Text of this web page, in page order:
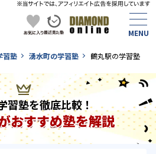
習塾 湧水町の学習塾 鶴丸駅の学習塾
習塾を徹底比較！
おすすめ塾を解説